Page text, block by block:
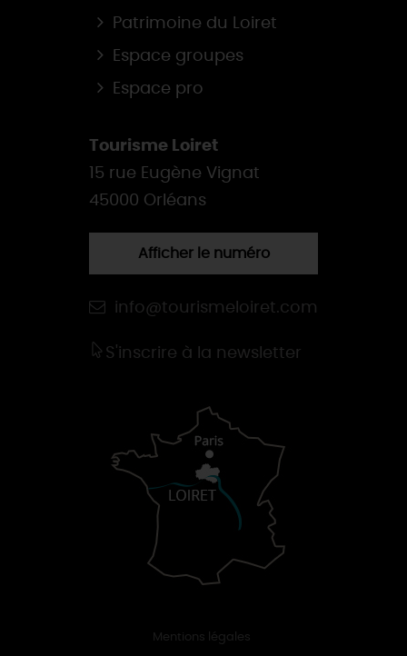
Patrimoine du Loiret
Espace groupes
Espace pro
Tourisme Loiret
15 rue Eugène Vignat
45000 Orléans
Afficher le numéro
info@tourismeloiret.com
S'inscrire à la newsletter
Mentions légales